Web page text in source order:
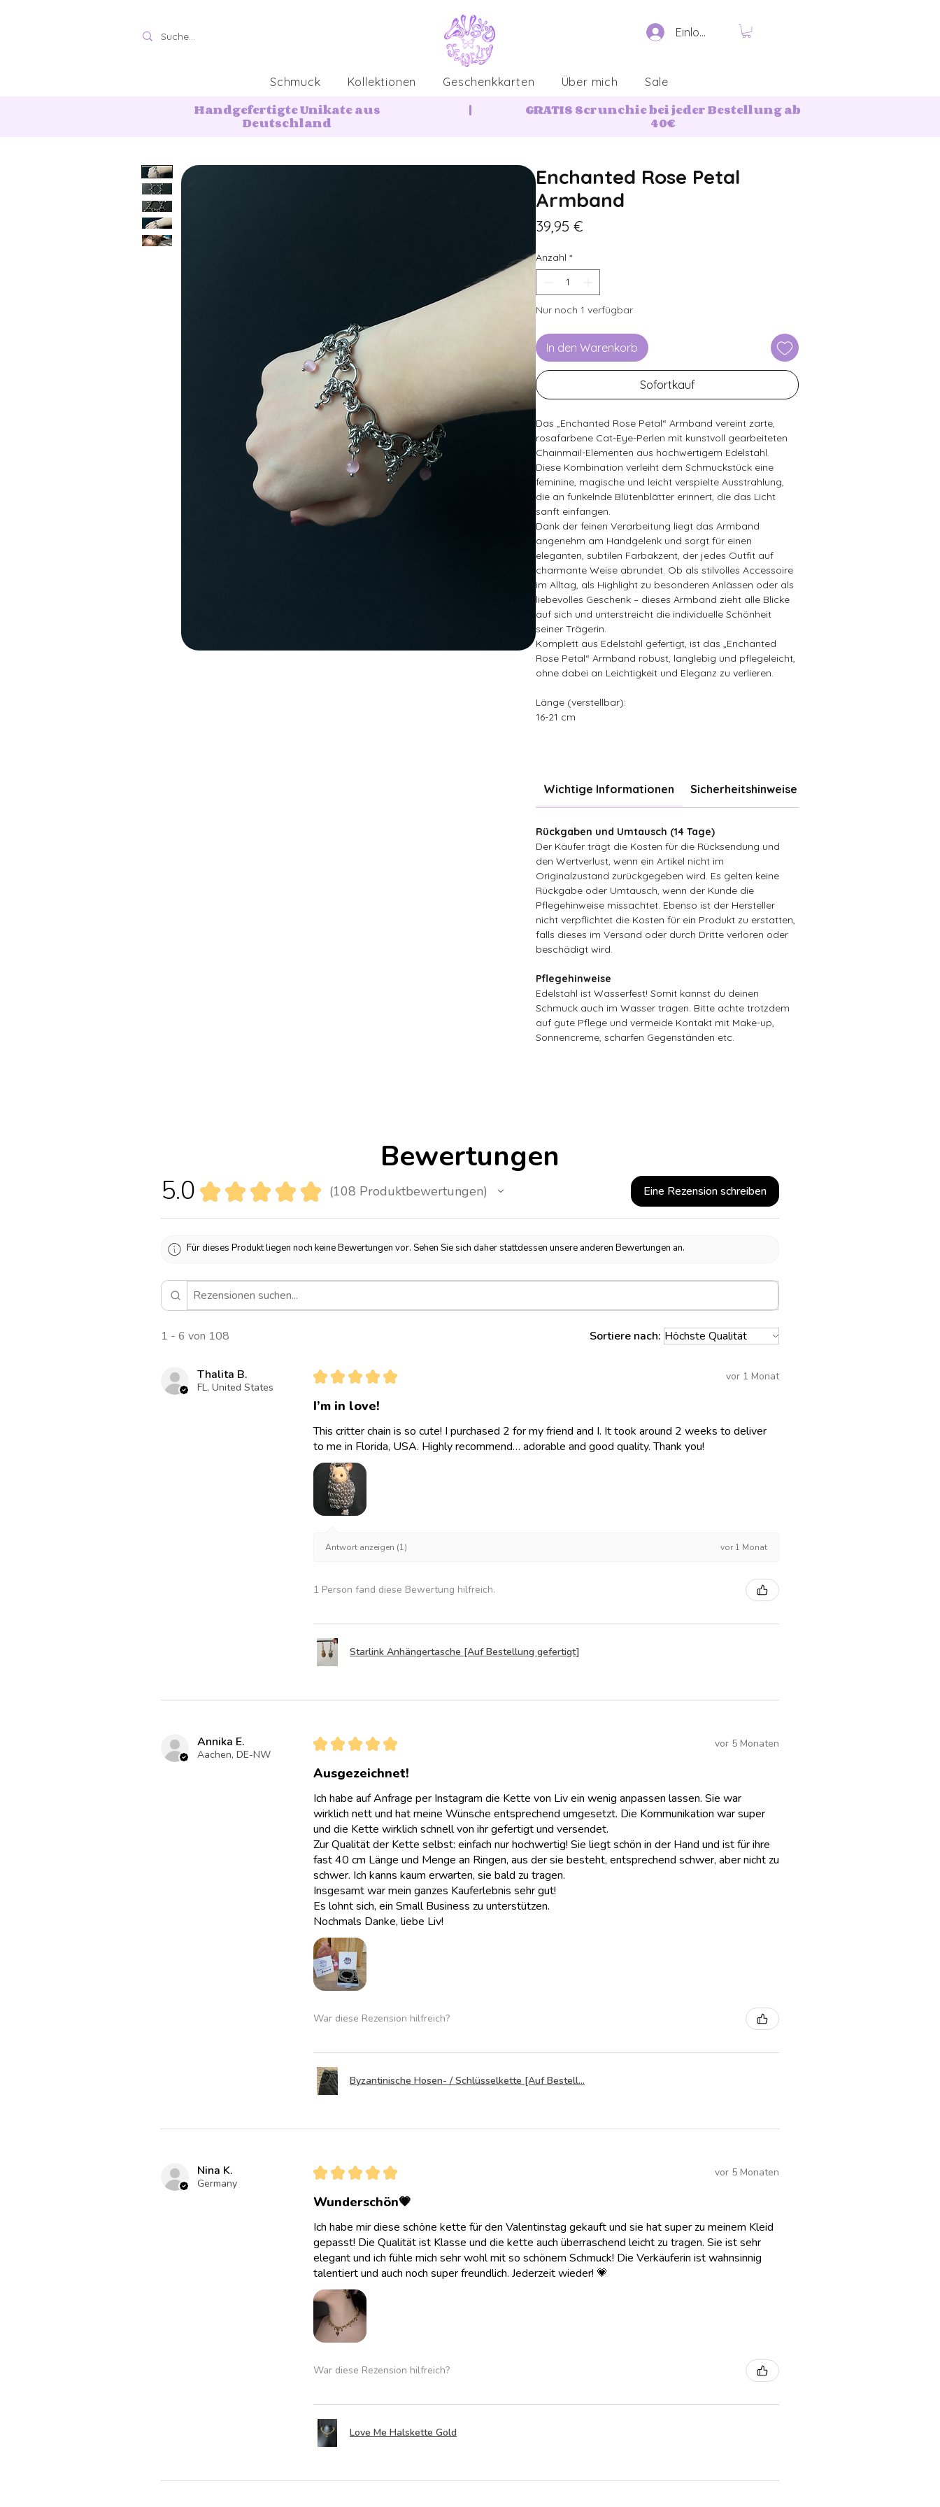
Einloggen
Schmuck Kollektionen Geschenkkarten Über mich Sale
Handgefertigte Unikate aus
Deutschland
GRATIS Scrunchie bei jeder Bestellung ab
40€
|
Enchanted Rose Petal
Armband
39,95 €
Anzahl *
Nur noch 1 verfügbar
In den Warenkorb
Sofortkauf
Das „Enchanted Rose Petal“ Armband vereint zarte,
rosafarbene Cat-Eye-Perlen mit kunstvoll gearbeiteten
Chainmail-Elementen aus hochwertigem Edelstahl.
Diese Kombination verleiht dem Schmuckstück eine
feminine, magische und leicht verspielte Ausstrahlung,
die an funkelnde Blütenblätter erinnert, die das Licht
sanft einfangen.
Dank der feinen Verarbeitung liegt das Armband
angenehm am Handgelenk und sorgt für einen
eleganten, subtilen Farbakzent, der jedes Outfit auf
charmante Weise abrundet. Ob als stilvolles Accessoire
im Alltag, als Highlight zu besonderen Anlässen oder als
liebevolles Geschenk – dieses Armband zieht alle Blicke
auf sich und unterstreicht die individuelle Schönheit
seiner Trägerin.
Komplett aus Edelstahl gefertigt, ist das „Enchanted
Rose Petal“ Armband robust, langlebig und pflegeleicht,
ohne dabei an Leichtigkeit und Eleganz zu verlieren.
Länge (verstellbar):
16-21 cm
Wichtige Informationen Sicherheitshinweise
Rückgaben und Umtausch (14 Tage)
Der Käufer trägt die Kosten für die Rücksendung und
den Wertverlust, wenn ein Artikel nicht im
Originalzustand zurückgegeben wird. Es gelten keine
Rückgabe oder Umtausch, wenn der Kunde die
Pflegehinweise missachtet. Ebenso ist der Hersteller
nicht verpflichtet die Kosten für ein Produkt zu erstatten,
falls dieses im Versand oder durch Dritte verloren oder
beschädigt wird.
Pflegehinweise
Edelstahl ist Wasserfest! Somit kannst du deinen
Schmuck auch im Wasser tragen. Bitte achte trotzdem
auf gute Pflege und vermeide Kontakt mit Make-up,
Sonnencreme, scharfen Gegenständen etc.
Bewertungen
5.0 ★ ★ ★ ★ ★ 108 Produktbewertungen
108 Eine Rezension schreiben
Für dieses Produkt liegen noch keine Bewertungen vor. Sehen Sie sich daher stattdessen unsere anderen Bewertungen an.
1 - 6 von 108 Sortiere nach:
Thalita B.
FL, United States
★ ★ ★ ★ ★ vor 1 Monat
I’m in love!
This critter chain is so cute! I purchased 2 for my friend and I. It took around 2 weeks to deliver
to me in Florida, USA. Highly recommend… adorable and good quality. Thank you!
Antwort anzeigen (1) vor 1 Monat
1 Person fand diese Bewertung hilfreich.
Starlink Anhängertasche [Auf Bestellung gefertigt]
Annika E.
Aachen, DE-NW
★ ★ ★ ★ ★ vor 5 Monaten
Ausgezeichnet!
Ich habe auf Anfrage per Instagram die Kette von Liv ein wenig anpassen lassen. Sie war
wirklich nett und hat meine Wünsche entsprechend umgesetzt. Die Kommunikation war super
und die Kette wirklich schnell von ihr gefertigt und versendet.
Zur Qualität der Kette selbst: einfach nur hochwertig! Sie liegt schön in der Hand und ist für ihre
fast 40 cm Länge und Menge an Ringen, aus der sie besteht, entsprechend schwer, aber nicht zu
schwer. Ich kanns kaum erwarten, sie bald zu tragen.
Insgesamt war mein ganzes Kauferlebnis sehr gut!
Es lohnt sich, ein Small Business zu unterstützen.
Nochmals Danke, liebe Liv!
War diese Rezension hilfreich?
Byzantinische Hosen- / Schlüsselkette [Auf Bestell...
Nina K.
Germany
★ ★ ★ ★ ★ vor 5 Monaten
Wunderschön💗
Ich habe mir diese schöne kette für den Valentinstag gekauft und sie hat super zu meinem Kleid
gepasst! Die Qualität ist Klasse und die kette auch überraschend leicht zu tragen. Sie ist sehr
elegant und ich fühle mich sehr wohl mit so schönem Schmuck! Die Verkäuferin ist wahnsinnig
talentiert und auch noch super freundlich. Jederzeit wieder! 💗
War diese Rezension hilfreich?
Love Me Halskette Gold